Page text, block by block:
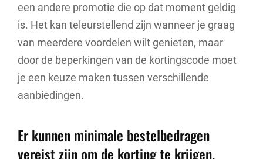
een andere promotie die op dat moment geldig
is. Het kan teleurstellend zijn wanneer je graag
van meerdere voordelen wilt genieten, maar
door de beperkingen van de kortingscode moet
je een keuze maken tussen verschillende
aanbiedingen.
Er kunnen minimale bestelbedragen
vereist zijn om de korting te krijgen.